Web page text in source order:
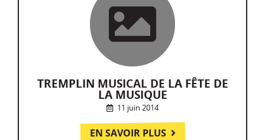
TREMPLIN MUSICAL DE LA FÊTE DE
LA MUSIQUE
11 juin 2014
EN SAVOIR PLUS